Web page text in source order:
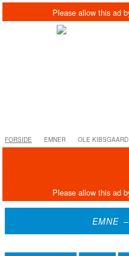
FORSIDE EMNER OLE KIBSGAARD
EMNE –